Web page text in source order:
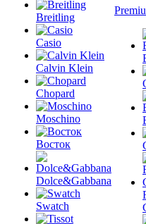
Breitling
Casio
Calvin Klein
Chopard
Moschino
Восток
Dolce&Gabbana
Swatch